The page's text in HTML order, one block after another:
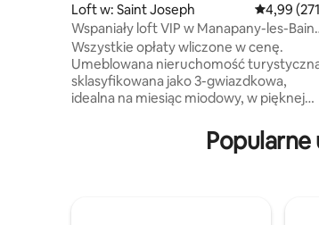
Loft w: Saint Joseph Średnia
4,99
Wspaniały loft VIP w Manapany-les-
z widokiem na morze
Wszystkie opłaty wliczone w cenę.
Umeblowana nieruchomość
sklasyfikowana jako 3-gwiazdkowa,
idealna na miesiąc miodowy, w pięknej
spaceru od naturalnego basenu.
Ogromny taras z widokiem na Ocean